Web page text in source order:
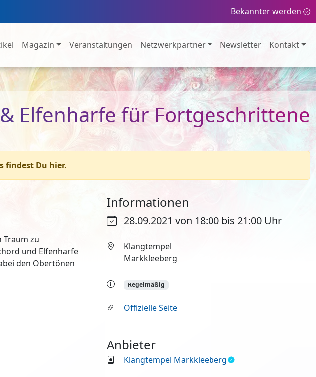
Bekannter werden
Magazin Veranstaltungen Netzwerkpartner Newsletter Kontakt
Elfenharfe für Fortgeschrittene
findest Du hier.
Informationen
28.09.2021 von 18:00 bis 21:00 Uhr
Klangtempel
Markkleeberg
Regelmäßig
Offizielle Seite
Anbieter
Klangtempel Markkleeberg
Traum zu
und Elfenharfe
den Obertönen